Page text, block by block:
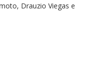
Drauzio Viegas e